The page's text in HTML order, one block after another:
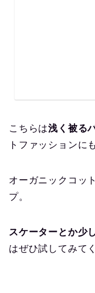
こちらは浅く被る
トファッションに
オーガニックコッ
プ。
スケーターとか少
はぜひ試してみて